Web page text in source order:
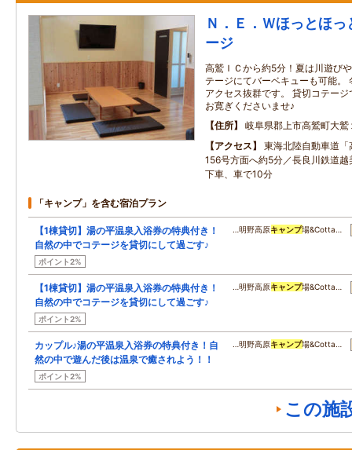
Ｎ．Ｅ．Ｗほっとほ
ージ
高鷲ＩＣから約5分！夏は川遊び
テージにてバーベキューも可能。
アクセス抜群です。 貸切コテー
お寛ぎくださいませ♪
住所
岐阜県郡上市高鷲町大鷲
アクセス
東海北陸自動車道
156号方面へ約5分／長良川鉄道
下車、車で10分
「キャンプ」を含む宿泊プラン
【1棟貸切】湯の平温泉入浴券の特典付き！
自然の中でコテージを貸切にして過ごす♪
ポイント2%
…明野高原キャンプ場&Cotta…
【1棟貸切】湯の平温泉入浴券の特典付き！
自然の中でコテージを貸切にして過ごす♪
ポイント2%
…明野高原キャンプ場&Cotta…
カップル♪湯の平温泉入浴券の特典付き！自
然の中で遊んだ後は温泉で癒されよう！！
ポイント2%
…明野高原キャンプ場&Cotta…
この施